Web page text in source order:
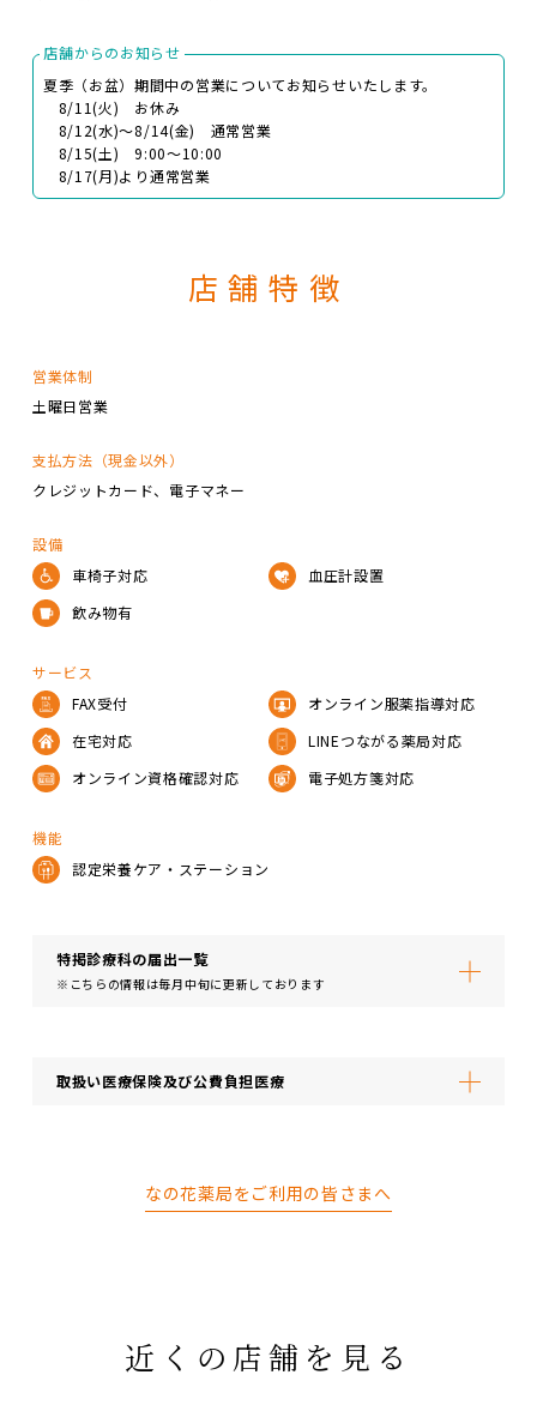
店舗からのお知らせ
夏季（お盆）期間中の営業についてお知らせいたします。
8/11(火) お休み
8/12(水)～8/14(金) 通常営業
8/15(土) 9:00～10:00
8/17(月)より通常営業
店舗特徴
営業体制
土曜日営業
支払方法（現金以外）
クレジットカード
電子マネー
設備
車椅子対応
血圧計設置
飲み物有
サービス
FAX受付
オンライン服薬指導対応
在宅対応
LINEつながる薬局対応
オンライン資格確認対応
電子処方箋対応
機能
認定栄養ケア・ステーション
特掲診療科の届出⼀覧
※こちらの情報は毎月中旬に更新しております
取扱い医療保険及び公費負担医療
なの花薬局をご利用の皆さまへ
近くの店舗を見る